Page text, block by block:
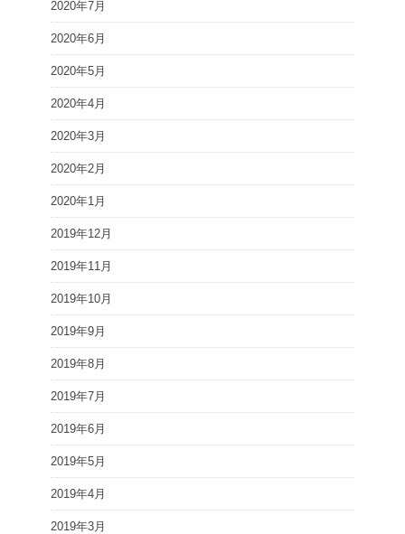
2020年7月
2020年6月
2020年5月
2020年4月
2020年3月
2020年2月
2020年1月
2019年12月
2019年11月
2019年10月
2019年9月
2019年8月
2019年7月
2019年6月
2019年5月
2019年4月
2019年3月